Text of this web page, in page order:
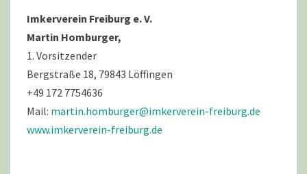
Imkerverein Freiburg e. V.
Martin Homburger,
1. Vorsitzender
Bergstraße 18, 79843 Löffingen
+49 172 7754636
Mail: martin.homburger@imkerverein-freiburg.de
www.imkerverein-freiburg.de